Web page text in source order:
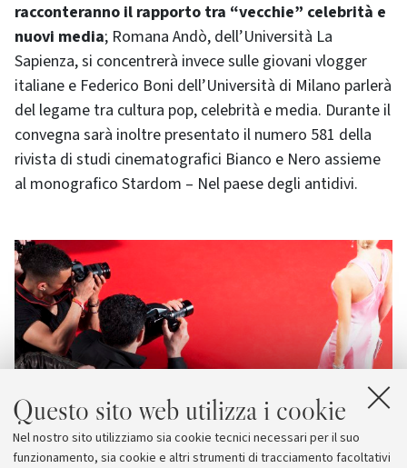
Questo sito web utilizza i cookie
Nel nostro sito utilizziamo sia cookie tecnici necessari per il suo
funzionamento, sia cookie e altri strumenti di tracciamento facoltativi
racconteranno il rapporto tra “vecchie” celebrità e
nuovi media; Romana Andò, dell’Università La
Sapienza, si concentrerà invece sulle giovani vlogger
italiane e Federico Boni dell’Università di Milano parlerà
del legame tra cultura pop, celebrità e media. Durante il
convegna sarà inoltre presentato il numero 581 della
rivista di studi cinematografici Bianco e Nero assieme
al monografico Stardom – Nel paese degli antidivi.